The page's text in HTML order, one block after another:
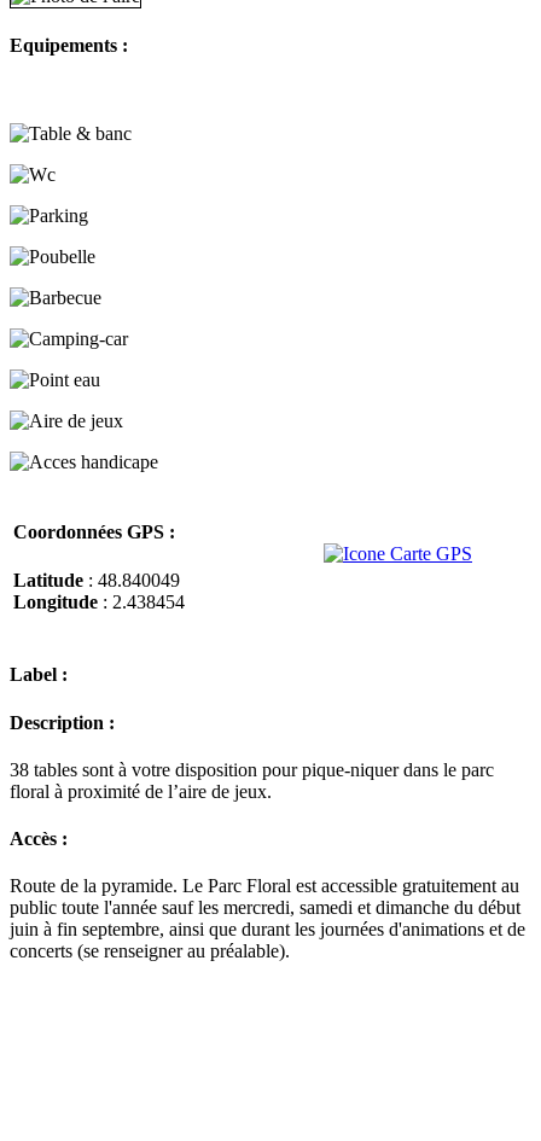
Equipements :
Coordonnées GPS :
Latitude : 48.840049
Longitude : 2.438454
Label :
Description :
38 tables sont à votre disposition pour pique-niquer dans le parc
floral à proximité de l’aire de jeux.
Accès :
Route de la pyramide. Le Parc Floral est accessible gratuitement au
public toute l'année sauf les mercredi, samedi et dimanche du début
juin à fin septembre, ainsi que durant les journées d'animations et de
concerts (se renseigner au préalable).